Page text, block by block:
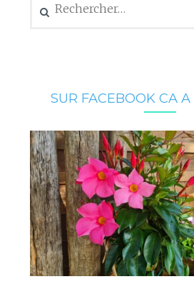
SUR FACEBOOK CA A